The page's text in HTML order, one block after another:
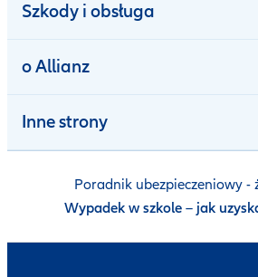
Szkody i obsługa
o Allianz
Inne strony
Poradnik ubezpieczeniowy -
Wypadek w szkole – jak